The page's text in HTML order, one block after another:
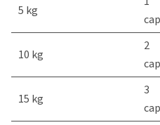
5 kg
10 kg
2
15 kg
3